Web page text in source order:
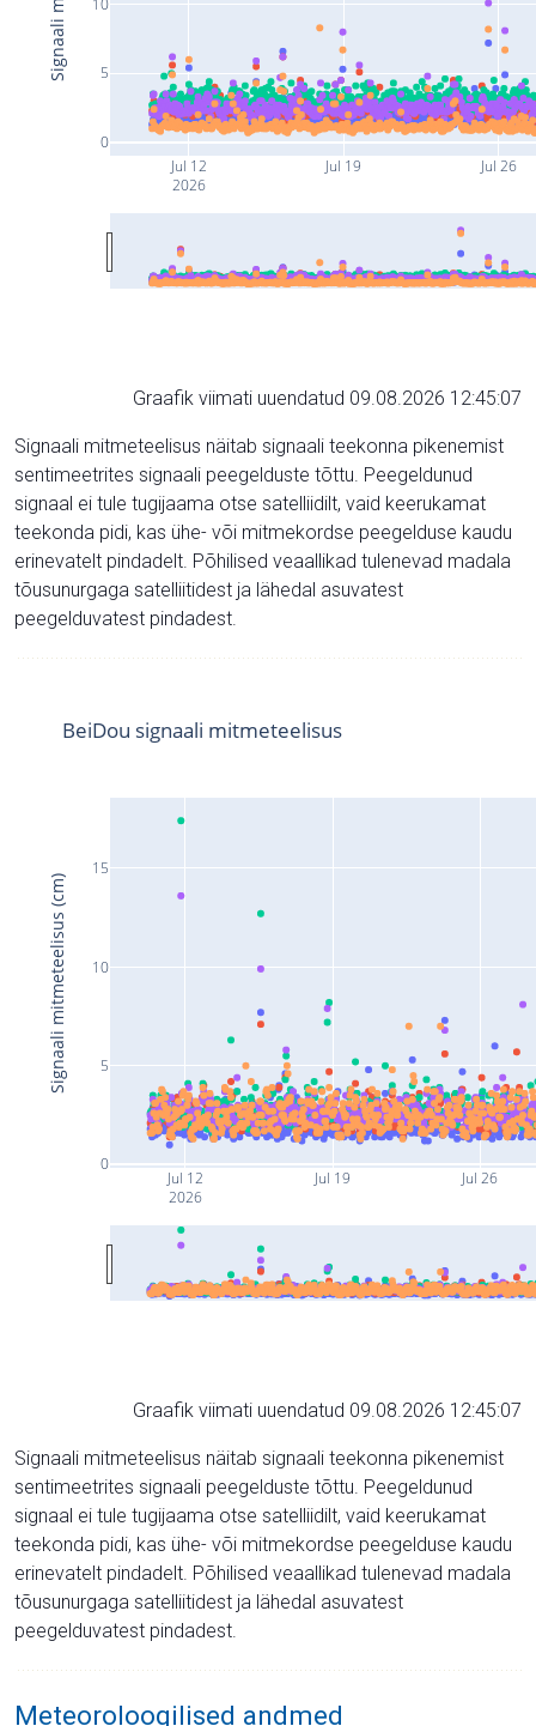
Jul 12
2026
Jul 19 Jul 26
0
5
Graafik viimati uuendatud 09.08.2026 12:45:07
Signaali mitmeteelisus näitab signaali teekonna pikenemist
sentimeetrites signaali peegelduste tõttu. Peegeldunud
signaal ei tule tugijaama otse satelliidilt, vaid keerukamat
teekonda pidi, kas ühe- või mitmekordse peegelduse kaudu
erinevatelt pindadelt. Põhilised veaallikad tulenevad madala
tõusunurgaga satelliitidest ja lähedal asuvatest
peegelduvatest pindadest.
Jul 12
2026
Jul 19 Jul 26
0
5
10
15
BeiDou signaali mitmeteelisus
Signaali mitmeteelisus (cm)
Graafik viimati uuendatud 09.08.2026 12:45:07
Signaali mitmeteelisus näitab signaali teekonna pikenemist
sentimeetrites signaali peegelduste tõttu. Peegeldunud
signaal ei tule tugijaama otse satelliidilt, vaid keerukamat
teekonda pidi, kas ühe- või mitmekordse peegelduse kaudu
erinevatelt pindadelt. Põhilised veaallikad tulenevad madala
tõusunurgaga satelliitidest ja lähedal asuvatest
peegelduvatest pindadest.
Meteoroloogilised andmed